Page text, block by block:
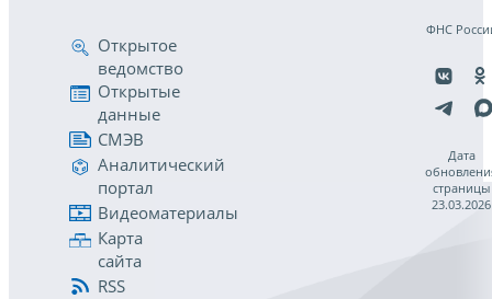
Открытое
ведомство
Открытые
данные
СМЭВ
Аналитический
портал
Видеоматериалы
Карта
сайта
RSS
ФНС
Дата
страницы
23.03.2026